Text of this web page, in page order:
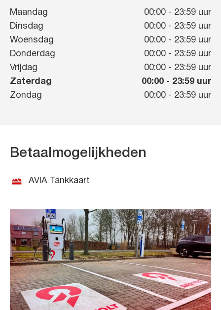
Maandag 00:00 - 23:59 uur
Dinsdag
00:00 - 23:59 uur
Woensdag
00:00 - 23:59 uur
Donderdag
00:00 - 23:59 uur
Vrijdag
00:00 - 23:59 uur
Zaterdag
00:00 - 23:59 uur
Zondag
00:00 - 23:59 uur
Betaalmogelijkheden
AVIA Tankkaart